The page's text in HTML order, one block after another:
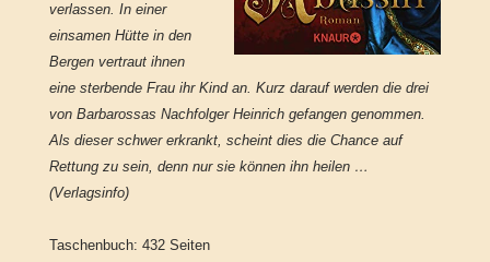
verlassen. In einer
einsamen Hütte in den
Bergen vertraut ihnen
eine sterbende Frau ihr Kind an. Kurz darauf werden die drei
von Barbarossas Nachfolger Heinrich gefangen genommen.
Als dieser schwer erkrankt, scheint dies die Chance auf
Rettung zu sein, denn nur sie können ihn heilen …
(Verlagsinfo)
Taschenbuch: 432 Seiten